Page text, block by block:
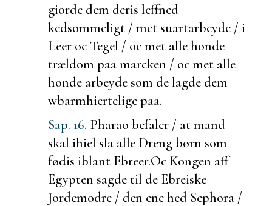
giorde dem deris leffned
kedsommeligt / met suartarbeyde / i
Leer oc Tegel / oc met alle honde
trældom paa marcken / oc met alle
honde arbeyde som de lagde dem
wbarmhiertelige paa.
Sap. 16. Pharao befaler / at mand
skal ihiel sla alle Dreng børn som
fødis iblant Ebreer.Oc Kongen aff
Egypten sagde til de Ebreiske
Jordemodre / den ene hed Sephora /